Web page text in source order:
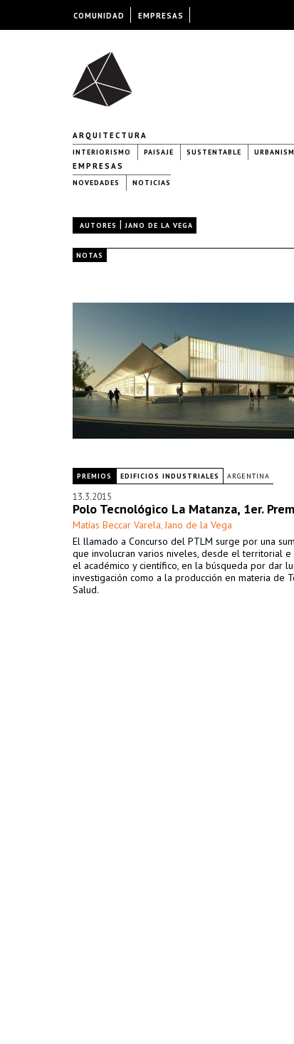
ARQUITECTURA
INTERIORISMO PAISAJE SUSTENTABLE
EMPRESAS
NOVEDADES NOTICIAS
AUTORES | JANO DE LA VEGA
NOTAS
PREMIOS EDIFICIOS INDUSTRIALES ARGENTINA
13.3.2015
Polo Tecnológico La Matanza, 1er.
Matías Beccar Varela, Jano de la Vega
El llamado a Concurso del PTLM surge por una
que involucran varios niveles, desde el territorial e
el académico y científico, en la búsqueda por dar
investigación como a la producción en materia de
Salud.
COMUNIDAD EMPRESAS